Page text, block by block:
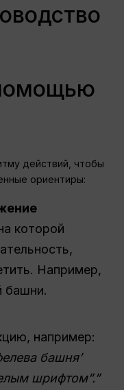
действий, чтобы
ориентиры:
которой
Например,
башни.
например:
башня’
шрифтом”.”